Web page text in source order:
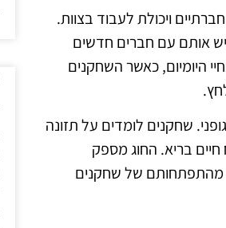
ויכולת לעבוד בצוות.
אותם עם חברים חדשים
היומיום, כאשר השחקנים
שחקנים לומדים על תזונה
בריא. החוג מספק
מהתפתחותם של שחקנים